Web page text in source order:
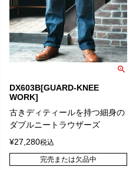
DX603B[GUARD-KNEE
WORK]
古きディティールを持つ細身の
ダブルニートラウザーズ
¥27,280税込
完売または欠品中